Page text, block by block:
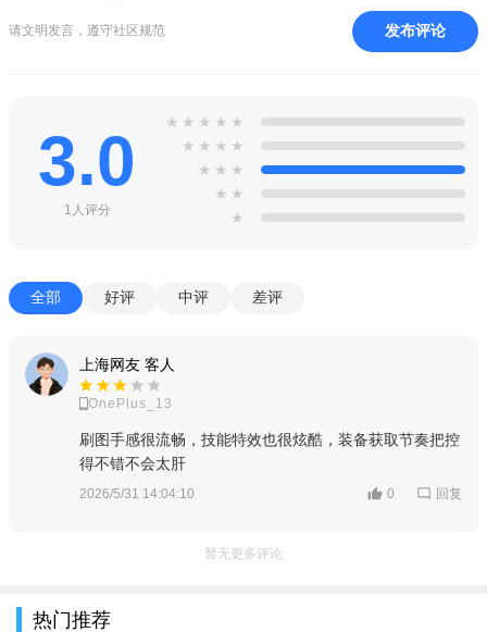
藏着恶魔入侵的秘密，玩家在猎魔途中逐步解锁剧情，感受救世
使命的厚重。
术士、雷电行者等特色流派，每个流派都有专属技能树与卡牌体
系，可通过天赋加点打造个性化成长路线；收录上百种新奇武器
与宝物，搭配魔印、魂印等强力道具，可自由组合专属战斗
build，同时支持装备锻造、皮肤解锁，还有限定武器与传说皮肤
涵盖七个王国对应的特色地图，每个场景都有独特的生态环境与
时活动与副本，包括霜冬守卫战、冬日冰雪节等，参与可获得卡
牌、徽章、限定藏品等奖励，同时有赛季战令、迷城宝库轮换等
内容，持续注入新鲜感。
请文明发言，遵守社区规范 发布评论
3.0
1人评分
★ ★ ★ ★ ★
★ ★ ★ ★
★ ★ ★
★ ★
★
全部 好评 中评 差评
上海网友 客人
OnePlus_13
刷图手感很流畅，技能特效也很炫酷，装备获取节奏把控
得不错不会太肝
2026/5/31 14:04:10 0 回复
暂无更多评论
热门推荐